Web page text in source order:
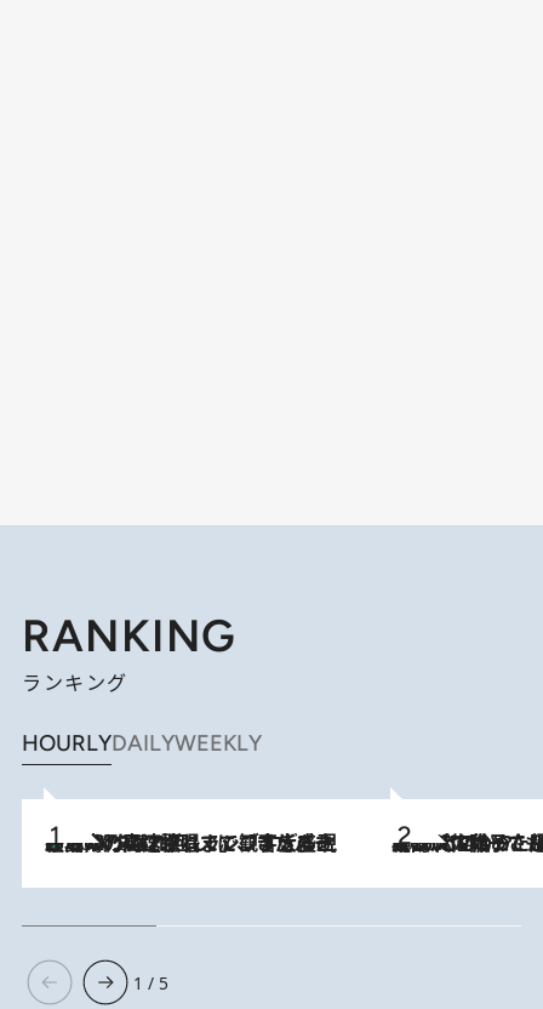
RANKING
ランキング
HOURLYDAILYWEEKLY
2026.8.7
「湘南乃風に憧れて」観客大盛上がりの“タオル回し”に、ラッパー顔負けの高速歌唱まで…さだまさし（74）のアグレッシブすぎる現在地 2026.8.5
【阿川佐和子さんの年とる力】なぜ70代で始めた趣味は“こんなに楽しい”のか？ ピアノ、俳句…スランプに陥っても続けられる“ある秘訣”とは
1 / 5